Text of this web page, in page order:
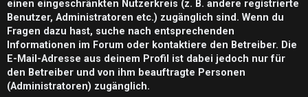
e
n
einen eingeschränkten Nutzerkreis (z. B. andere registrierte
Benutzer, Administratoren etc.) zugänglich sind. Wenn du
Fragen dazu hast, suche nach entsprechenden
Informationen im Forum oder kontaktiere den Betreiber. Die
E-Mail-Adresse aus deinem Profil ist dabei jedoch nur für
den Betreiber und von ihm beauftragte Personen
(Administratoren) zugänglich.